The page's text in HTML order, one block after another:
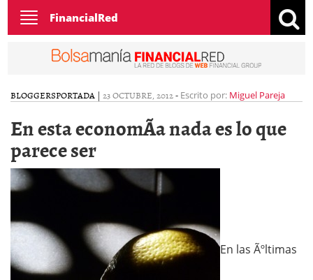
Toggle
navigation
FinancialRed
BLOGGERSPORTADA | 23 OCTUBRE, 2012- Escrito por: Miguel Pareja
En esta economÃ­a nada es lo que
parece ser
En las Ãºltimas